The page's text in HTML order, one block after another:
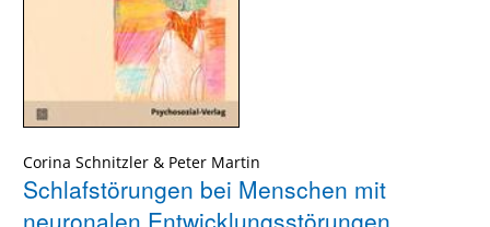
Corina Schnitzler & Peter Martin
Schlafstörungen bei Menschen mit